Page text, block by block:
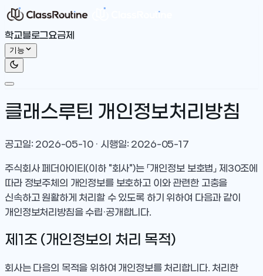
학교블로그요금제
기능
클래스루틴 개인정보처리방침
공고일: 2026-05-10 · 시행일: 2026-05-17
주식회사 페더아이티(이하 "회사")는 「개인정보 보호법」 제30조에
따라 정보주체의 개인정보를 보호하고 이와 관련한 고충을
신속하고 원활하게 처리할 수 있도록 하기 위하여 다음과 같이
개인정보처리방침을 수립·공개합니다.
제1조 (개인정보의 처리 목적)
회사는 다음의 목적을 위하여 개인정보를 처리합니다. 처리한